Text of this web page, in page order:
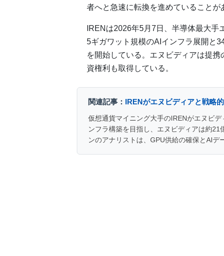
者へと急速に転換を進めていることが
IRENは2026年5月7日、半導体最大
5ギガワット規模のAIインフラ展開と
を開始している。エヌビディアは提
資権利も取得している。
関連記事： IRENがエヌビディアと戦略
仮想通貨マイニング大手のIRENがエヌビ
ンフラ構築を目指し、エヌビディアは約
ンのアナリストは、GPU供給の確保とAIデ